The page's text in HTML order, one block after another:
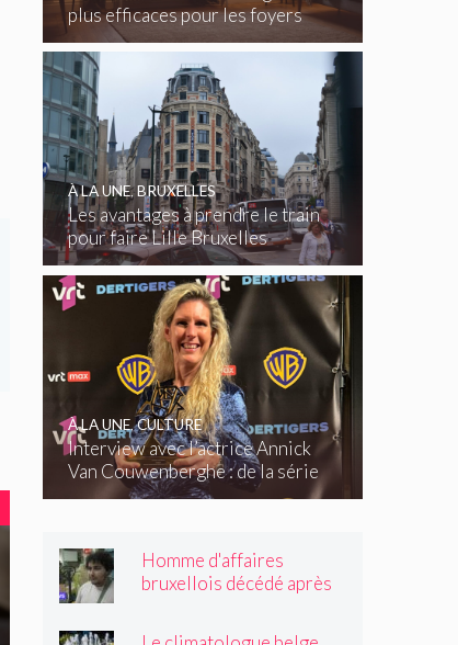
plus efficaces pour les foyers
belges
Les avantages à prendre le train
pour faire Lille Bruxelles
À LA UNE,BRUXELLES
Interview avec l’actrice Annick
Van Couwenberghe : de la série
télévisée Dertigers au court-
À LA UNE,CULTURE
Homme d'affaires
bruxellois décédé après